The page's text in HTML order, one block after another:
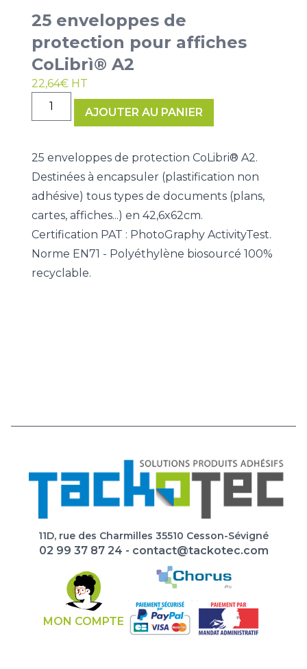
25 enveloppes de
protection pour affiches
CoLibrì® A2
22,64€ HT
quantité
de
protection
pour
affiches
CoLibrì®
A2
AJOUTER AU PANIER
25 enveloppes de protection CoLibri® A2.
Destinées à encapsuler (plastification non
adhésive) tous types de documents (plans,
cartes, affiches...) en 42,6x62cm.
Certification PAT : PhotoGraphy ActivityTest.
Norme EN71 - Polyéthylène biosourcé 100%
recyclable.
11D, rue des Charmilles 35510 Cesson-Sévigné
02 99 37 87 24 - contact@tackotec.com
MON COMPTE